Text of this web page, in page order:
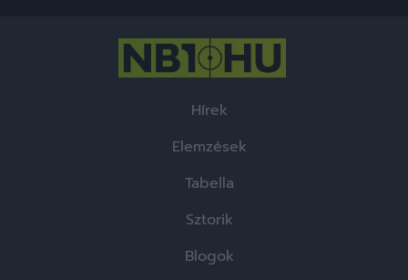
Hírek
Elemzések
Tabella
Sztorik
Blogok